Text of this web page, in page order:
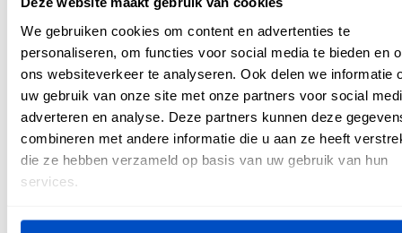
We gebruiken cookies om content en advertenties te
personaliseren, om functies voor social media te bieden en
ons websiteverkeer te analyseren. Ook delen we informatie
uw gebruik van onze site met onze partners voor social
adverteren en analyse. Deze partners kunnen deze
combineren met andere informatie die u aan ze heeft
die ze hebben verzameld op basis van uw gebruik van hun
services.
vervangen door één die meer herkenbaar was voor
iedereen. De patch wordt vandaag nog steeds het meeste
gebruikt. Het is een illustratie van twee paarden die de
sterkte van een jeans testen. In de loop der jaren zijn deze
patches aangepast door merken en kunstenaars zoals Lego,
Hello Kitty, Mui Mui, en anderen waarmee Levi's heeft
samengewerkt. Elk merk gaf zijn eigen persoonlijk tintje aan
het label, maar toch met behoud van de essentie.